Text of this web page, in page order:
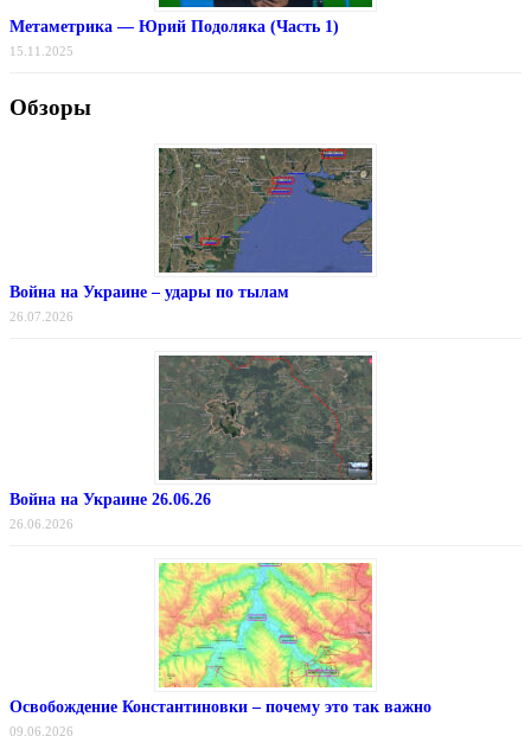
Метаметрика — Юрий Подоляка (Часть 1)
15.11.2025
Обзоры
Война на Украине – удары по тылам
26.07.2026
Война на Украине 26.06.26
26.06.2026
Освобождение Константиновки – почему это так важно
09.06.2026